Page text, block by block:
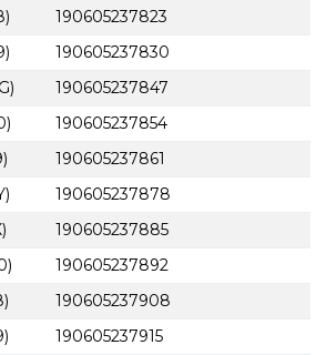
190605237823
190605237830
190605237847
190605237854
190605237861
190605237878
190605237885
190605237892
190605237908
190605237915